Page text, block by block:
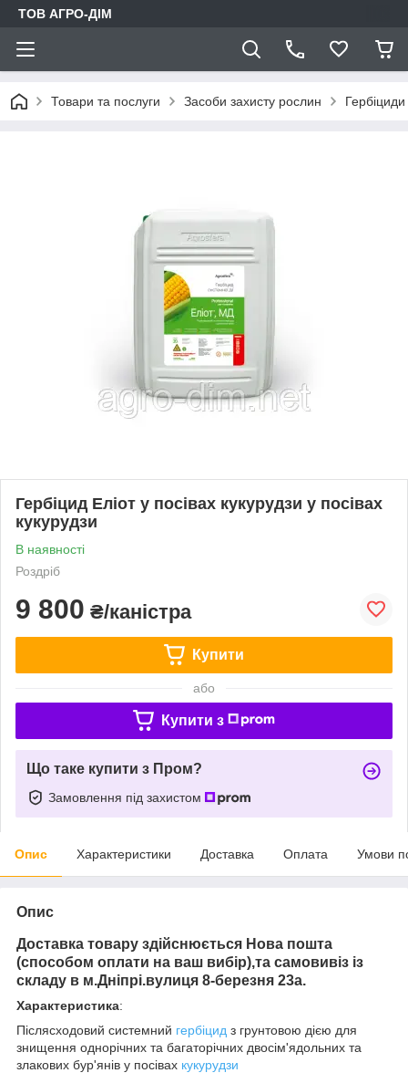
ТОВ АГРО-ДIМ
Товари та послуги Засоби захисту рослин Гербіциди
Гербіцид Еліот у посівах кукурудзи у посівах
кукурудзи
В наявності
Роздріб
9 800 ₴/каністра
Купити
або
Купити з
Що таке купити з Пром?
Замовлення під захистом
Опис Характеристики Доставка Оплата Умови
Опис
Доставка товару здійснюється Нова пошта
(способом оплати на ваш вибір),та самовивіз із
складу в м.Дніпрі.вулиця 8-березня 23а.
Характеристика:
Післясходовий системний гербіцид з грунтовою дією для
знищення однорічних та багаторічних двосім'ядольних та
злакових бур'янів у посівах кукурудзи